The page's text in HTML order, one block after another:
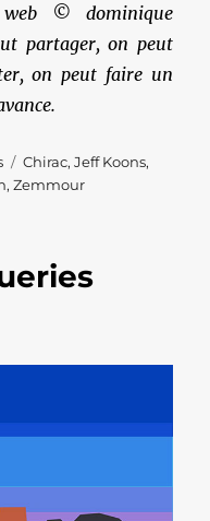
web © dominique
partager, on peut
on peut faire un
Étiquettes
Chirac,Jeff Koons,
,Zemmour